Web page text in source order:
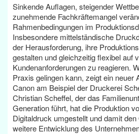
Sinkende Auflagen, steigender
zunehmende Fachkräftemangel
Rahmenbedingungen im
Insbesondere mittelständische
der Herausforderung, ihre
gestalten und gleichzeitig flexibel auf
Kundenanforderungen zu reagieren.
Praxis gelingen kann, zeigt ein neuer
Canon am Beispiel der Druckerei
Christian Scheffel, der das
Generation führt, hat die Produktion
Digitaldruck umgestellt und damit
weitere Entwicklung des